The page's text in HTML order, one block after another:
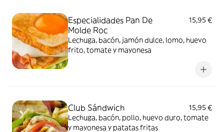
Especialidades Pan De
Molde Roc
15,95 €
Lechuga, bacón, jamón dulce, lomo, huevo
frito, tomate y mayonesa
Club Sándwich
15,95 €
Lechuga, bacón, pollo, huevo duro, tomate
y mayonesa y patatas fritas